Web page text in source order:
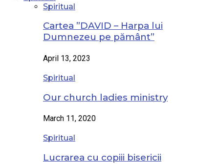
Spiritual
Cartea ”DAVID – Harpa lui
Dumnezeu pe pământ”
April 13, 2023
Spiritual
Our church ladies ministry
March 11, 2020
Spiritual
Lucrarea cu copiii bisericii